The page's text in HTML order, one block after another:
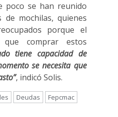
poco se han reunido
mochilas, quienes
porque el
comprar estos
tiene capacidad de
se necesita que
, indicó Solis.
Deudas
Fepcmac